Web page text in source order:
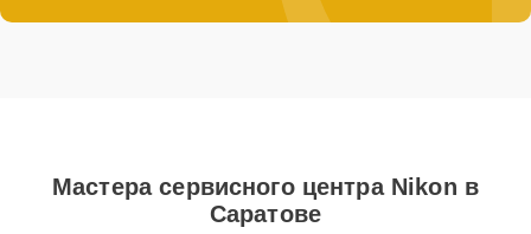
Мастера сервисного центра Nikon в
Саратове